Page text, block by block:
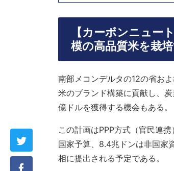
【カーボンニュー
模の高品質米を栽
南部メコンデルタの12の省お
米のブランド構築に貢献し、
億ドルを獲得する機会もある。
この計画はPPP方式（官民連
国家予算、8.4兆ドンは非国家
相に提出される予定である。